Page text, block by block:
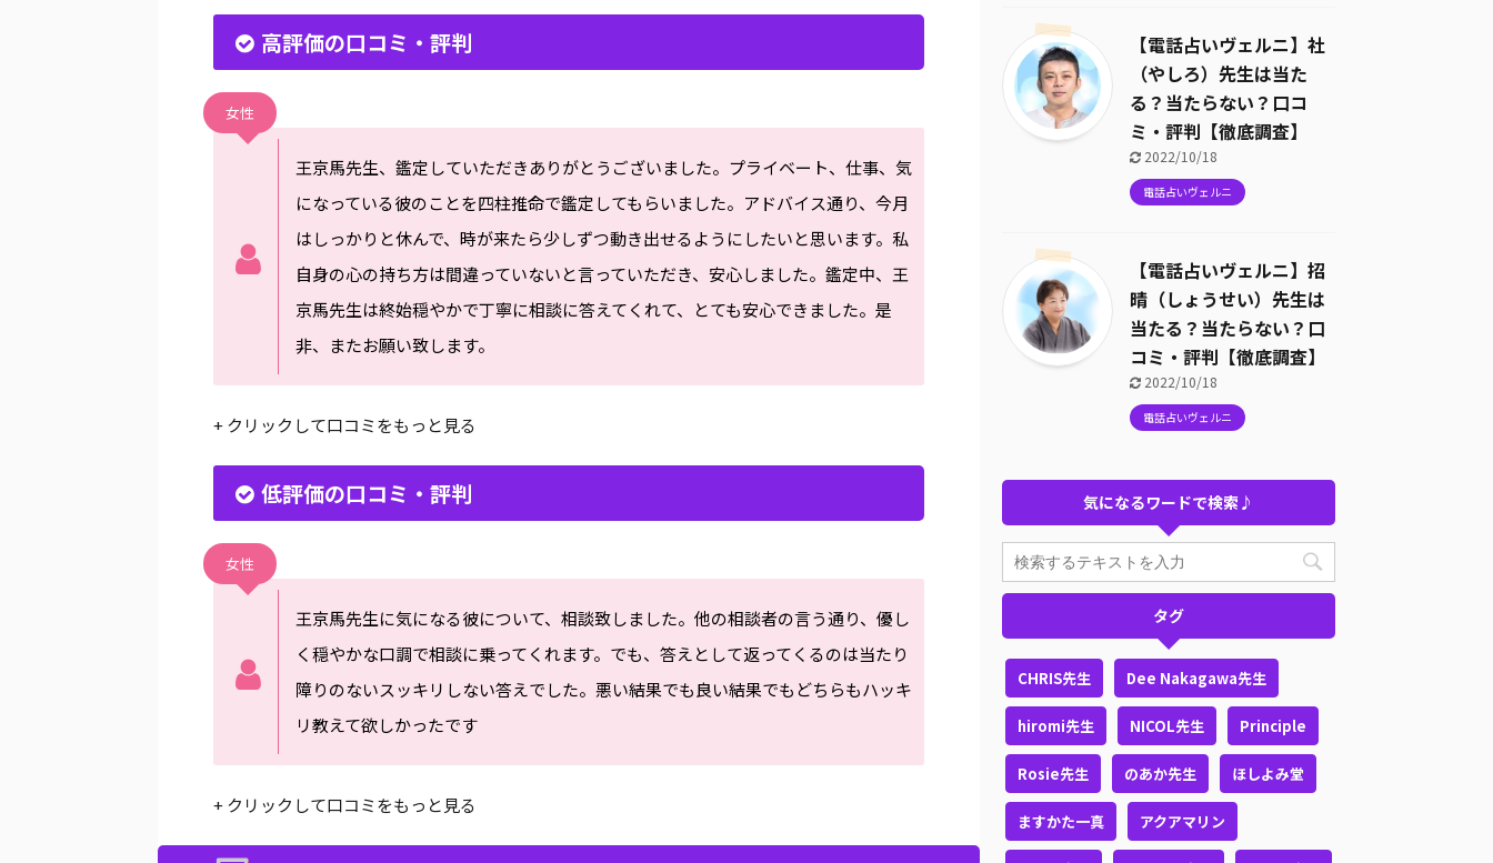
高評価の口コミ・評判
女性
王京馬先生、鑑定していただきありがとうございました。プライベート、仕事、気
になっている彼のことを四柱推命で鑑定してもらいました。アドバイス通り、今月
はしっかりと休んで、時が来たら少しずつ動き出せるようにしたいと思います。私
自身の心の持ち方は間違っていないと言っていただき、安心しました。鑑定中、王
京馬先生は終始穏やかで丁寧に相談に答えてくれて、とても安心できました。是
非、またお願い致します。
+ クリックして口コミをもっと見る
低評価の口コミ・評判
女性
王京馬先生に気になる彼について、相談致しました。他の相談者の言う通り、優し
く穏やかな口調で相談に乗ってくれます。でも、答えとして返ってくるのは当たり
障りのないスッキリしない答えでした。悪い結果でも良い結果でもどちらもハッキ
リ教えて欲しかったです
+ クリックして口コミをもっと見る
【電話占いヴェルニ】社
（やしろ）先生は当た
る？当たらない？口コ
ミ・評判【徹底調査】
2022/10/18
電話占いヴェルニ
【電話占いヴェルニ】招
晴（しょうせい）先生は
当たる？当たらない？口
コミ・評判【徹底調査】
2022/10/18
電話占いヴェルニ
気になるワードで検索♪
タグ
CHRIS先生 Dee Nakagawa先生
hiromi先生 NICOL先生 Principle
Rosie先生 のあか先生 ほしよみ堂
ますかた一真 アクアマリン